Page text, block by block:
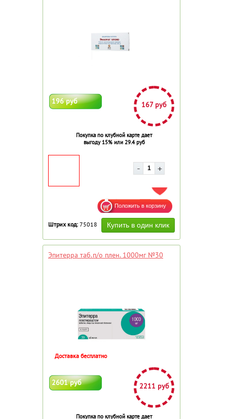
196 руб 167 руб
Покупка по клубной карте дает
выгоду 15% или 29.4 руб
ДОБАВИТЬ В ИЗБРАННОЕ
Штрих код: 75018
Эпитерра таб.п/о плен. 1000мг №30
2601 руб 2211 руб
Покупка по клубной карте дает
Доставка бесплатно